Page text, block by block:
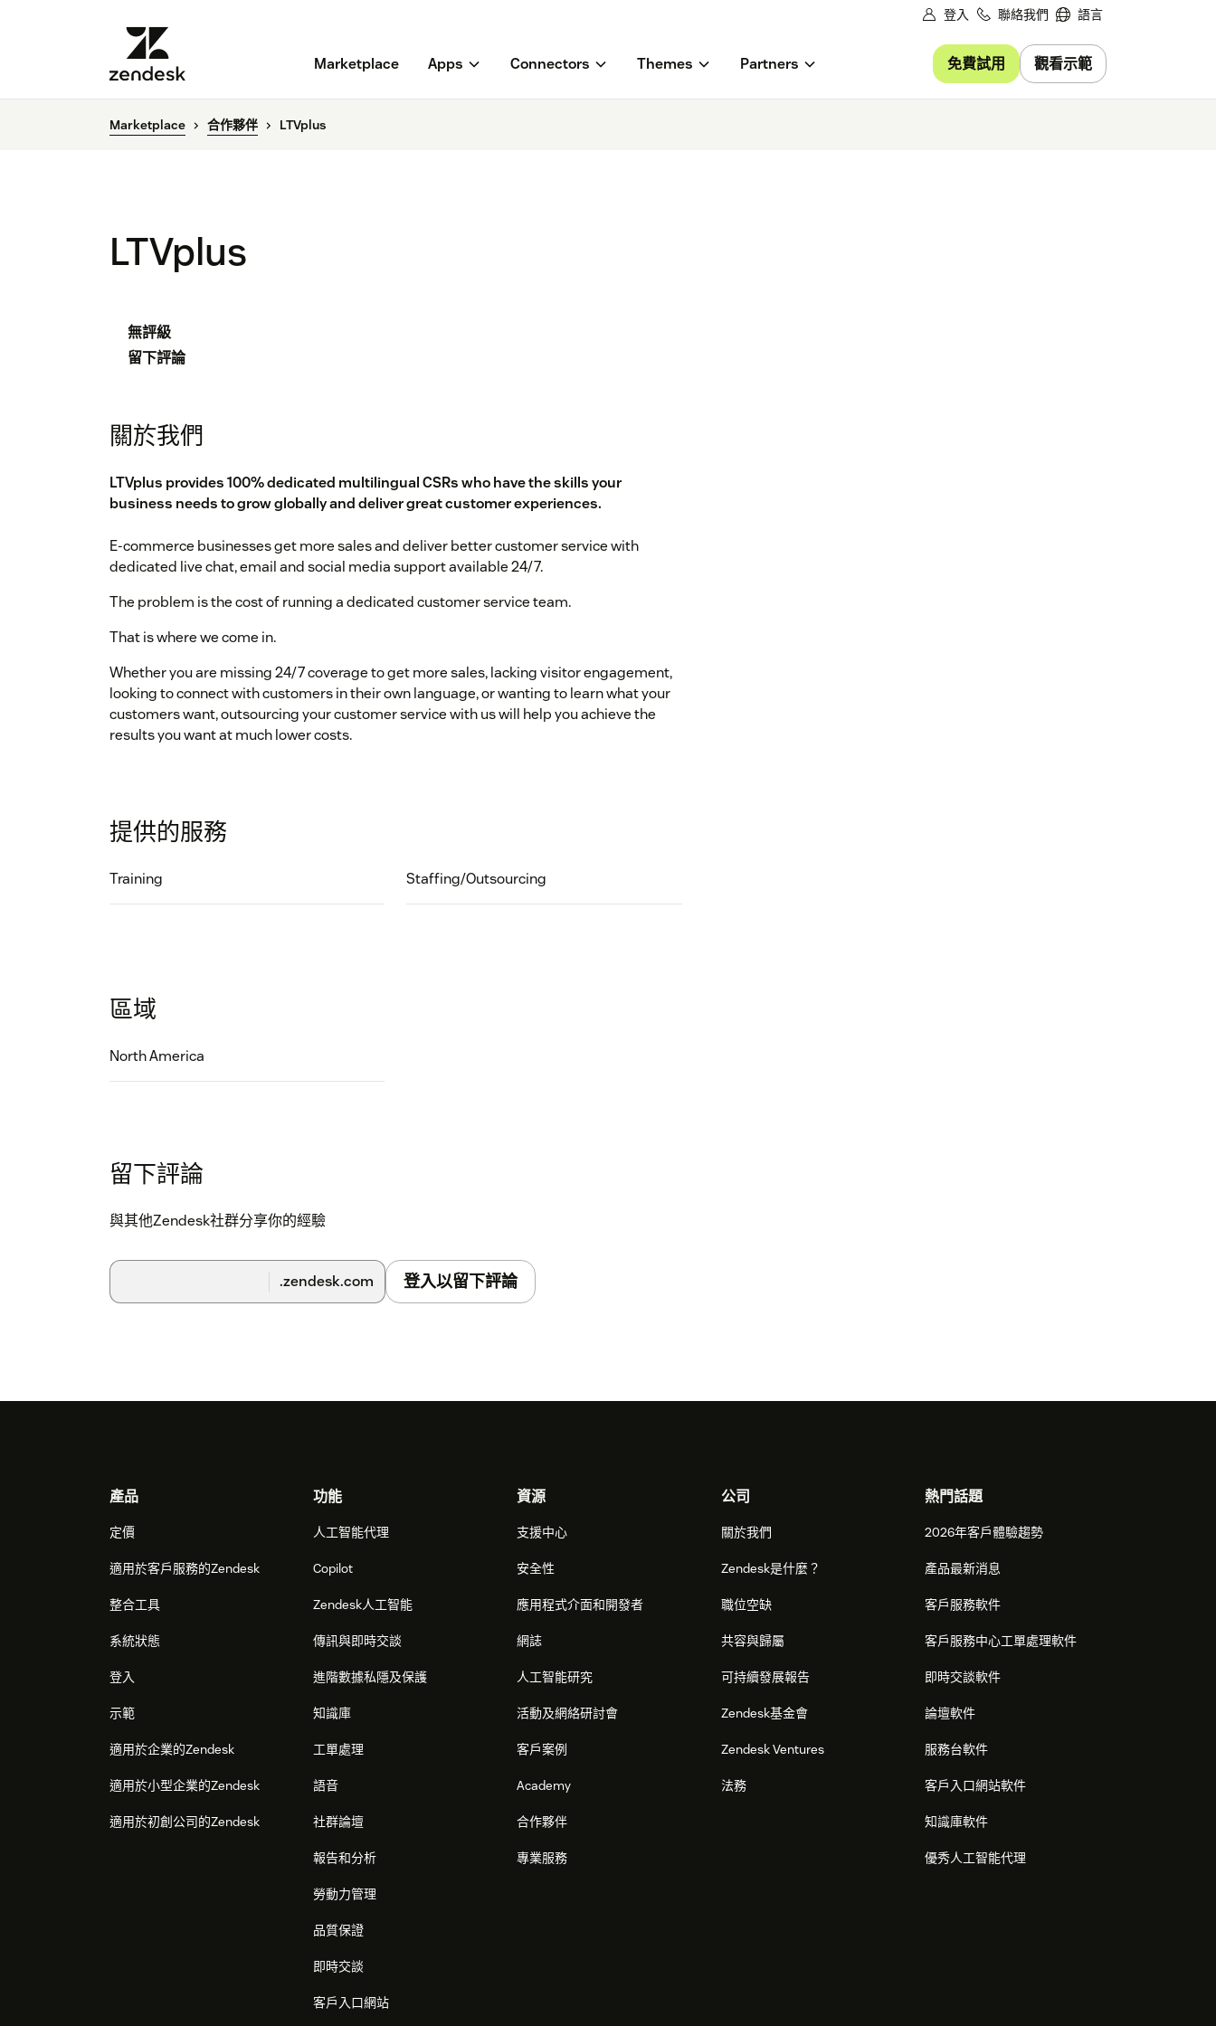
登入 聯絡我們 語言
Marketplace Apps Connectors Themes Partners 免費試用 觀看示範
Marketplace 合作夥伴 LTVplus
LTVplus
無評級
留下評論
關於我們
LTVplus provides 100% dedicated multilingual CSRs who have the skills your
business needs to grow globally and deliver great customer experiences.
E-commerce businesses get more sales and deliver better customer service with
dedicated live chat, email and social media support available 24/7.
The problem is the cost of running a dedicated customer service team.
That is where we come in.
Whether you are missing 24/7 coverage to get more sales, lacking visitor engagement,
looking to connect with customers in their own language, or wanting to learn what your
customers want, outsourcing your customer service with us will help you achieve the
results you want at much lower costs.
提供的服務
Training Staffing/Outsourcing
區域
North America
留下評論
與其他Zendesk社群分享你的經驗
.zendesk.com 登入以留下評論
Footer產品
定價
適用於客戶服務的Zendesk
整合工具
系統狀態
登入
示範
適用於企業的Zendesk
適用於小型企業的Zendesk
適用於初創公司的Zendesk
功能
人工智能代理
Copilot
Zendesk人工智能
傳訊與即時交談
進階數據私隱及保護
知識庫
工單處理
語音
社群論壇
報告和分析
勞動力管理
品質保證
即時交談
客戶入口網站
資源
支援中心
安全性
應用程式介面和開發者
網誌
人工智能研究
活動及網絡研討會
客戶案例
Academy
合作夥伴
專業服務
公司
關於我們
Zendesk是什麼？
職位空缺
共容與歸屬
可持續發展報告
Zendesk基金會
Zendesk Ventures
法務
熱門話題
2026年客戶體驗趨勢
產品最新消息
客戶服務軟件
客戶服務中心工單處理軟件
即時交談軟件
論壇軟件
服務台軟件
客戶入口網站軟件
知識庫軟件
優秀人工智能代理